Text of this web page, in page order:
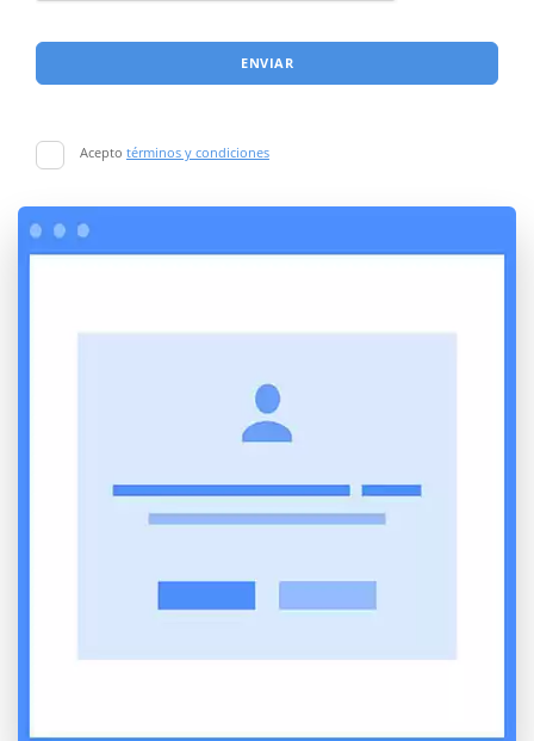
ENVIAR
Acepto términos y condiciones